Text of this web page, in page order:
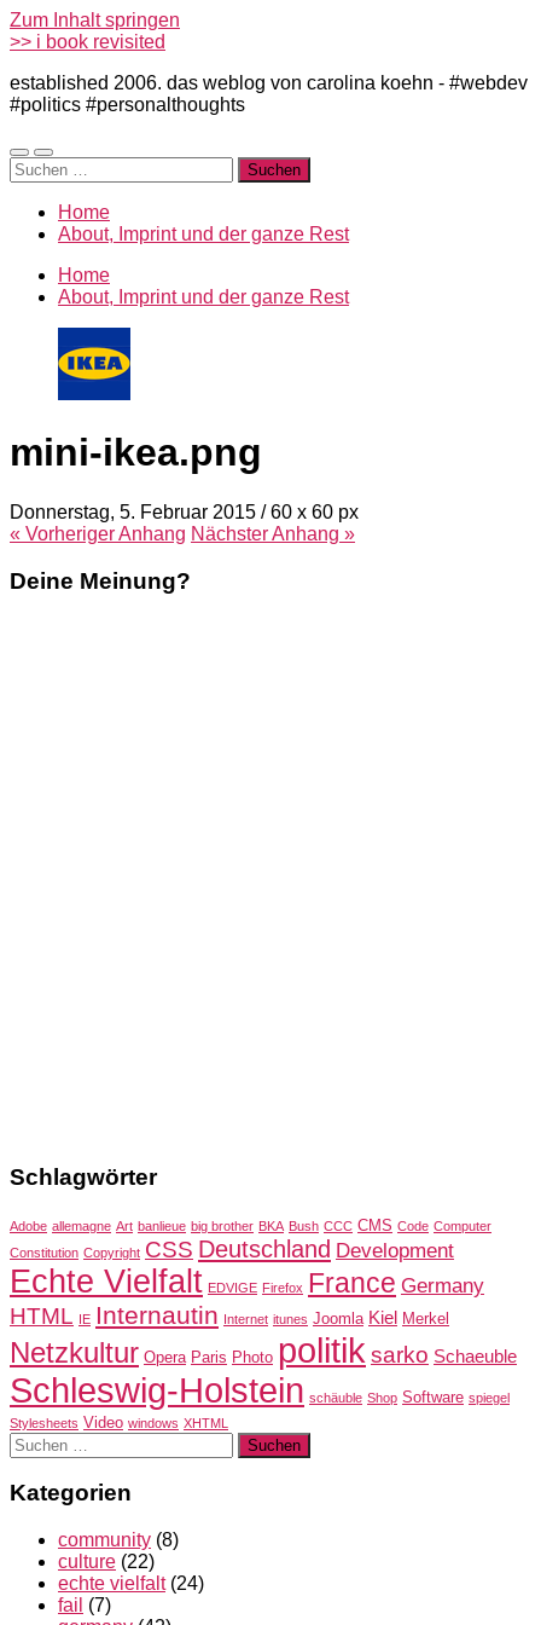
Zum Inhalt springen
>> i book revisited
established 2006. das weblog von carolina koehn - #webdev
#politics #personalthoughts
Mobile-
Menü
Suchfeld
ein-/ausblenden
Suchen
nach:
Home
About, Imprint und der ganze Rest
Home
About, Imprint und der ganze Rest
mini-ikea.png
Donnerstag, 5. Februar 2015 /60 x 60 px
« VorherigerAnhang NächsterAnhang »
Deine Meinung?
Schlagwörter
Adobe allemagne Art banlieue big brother BKA Bush CCC CMS Code Computer
Constitution Copyright CSS Deutschland Development
Echte Vielfalt EDVIGE Firefox France Germany
HTML IE Internautin Internet itunes Joomla Kiel Merkel
Netzkultur Opera Paris Photo politik sarko Schaeuble
Schleswig-Holstein schäuble Shop Software spiegel
Stylesheets Video windows XHTML
Suchen
nach:
Kategorien
community (8)
culture (22)
echte vielfalt(24)
fail (7)